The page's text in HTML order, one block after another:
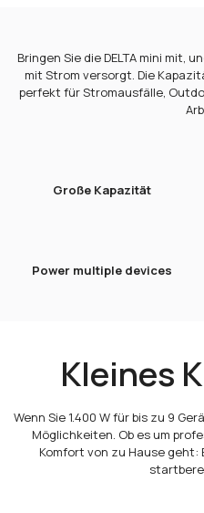
Bringen Sie die DELTA mini mit,
mit Strom versorgt. Die
perfekt für Stromausfälle,
Große Kapazität
Power multiple devices
Kleines
Wenn Sie 1.400 W für bis zu 9
Möglichkeiten. Ob es um
Komfort von zu Hause